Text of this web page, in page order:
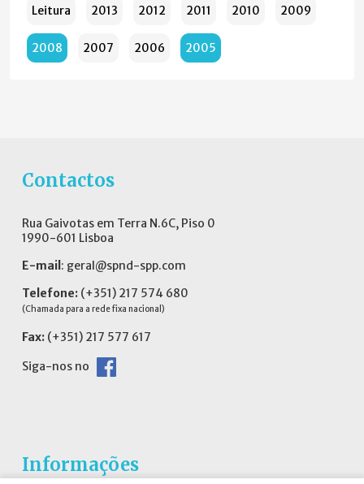
Leitura 2013 2012 2011 2010 2009
2008 2007 2006 2005
Contactos
Rua Gaivotas em Terra N.6C, Piso 0
1990-601 Lisboa
E-mail : geral@spnd-spp.com
Telefone: (+351) 217 574 680
(Chamada para a rede fixa nacional)
Fax: (+351) 217 577 617
Siga-nos no
Informações